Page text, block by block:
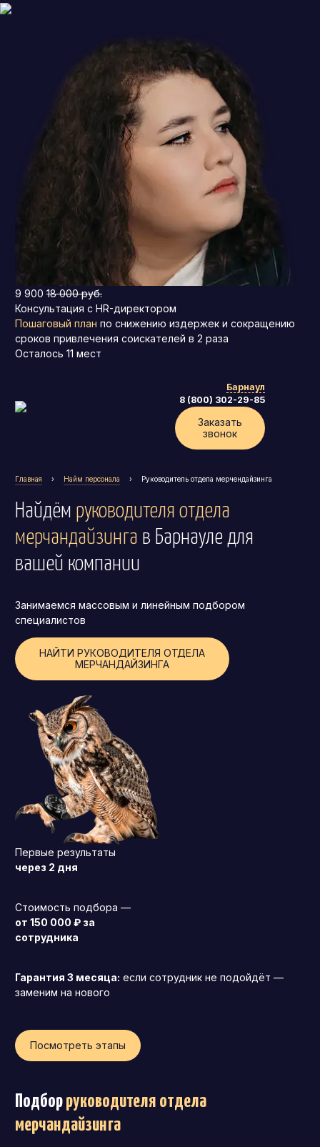
9 900 18 000 руб.
Консультация с HR-директором
Пошаговый план по снижению издержек и сокращению
сроков привлечения соискателей в 2 раза
Осталось 11 мест
Барнаул
8 (800) 302-29-85
Заказать
звонок
Коммерческий директор
Директор по маркетингу (CMO)
Операционный директор (COO)
Директор по персоналу (HR-директор)
Директор по стратегическому развитию
Финансовый директор (CFO)
Технический директор (CTO)
Мировой HR
Франшиза
Главная › Найм персонала › Руководитель отдела мерчендайзинга
Найдём руководителя отдела
мерчандайзинга в Барнауле для
вашей компании
Занимаемся массовым и линейным подбором
специалистов
НАЙТИ РУКОВОДИТЕЛЯ ОТДЕЛА
МЕРЧАНДАЙЗИНГА
Первые результаты
через 2 дня
Стоимость подбора —
от 150 000 ₽ за
сотрудника
Гарантия 3 месяца: если сотрудник не подойдёт —
заменим на нового
Посмотреть этапы
Подборруководителя отдела
мерчандайзинга